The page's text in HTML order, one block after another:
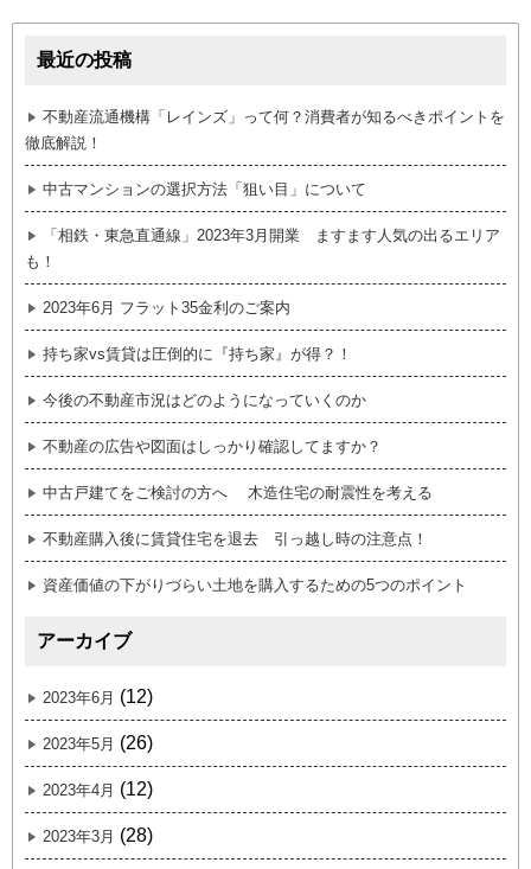
最近の投稿
不動産流通機構「レインズ」って何？消費者が知るべきポイントを
徹底解説！
中古マンションの選択方法「狙い目」について
「相鉄・東急直通線」2023年3月開業 ますます人気の出るエリア
も！
2023年6月 フラット35金利のご案内
持ち家vs賃貸は圧倒的に『持ち家』が得？！
今後の不動産市況はどのようになっていくのか
不動産の広告や図面はしっかり確認してますか？
中古戸建てをご検討の方へ 木造住宅の耐震性を考える
不動産購入後に賃貸住宅を退去 引っ越し時の注意点！
資産価値の下がりづらい土地を購入するための5つのポイント
アーカイブ
2023年6月 (12)
2023年5月 (26)
2023年4月 (12)
2023年3月 (28)